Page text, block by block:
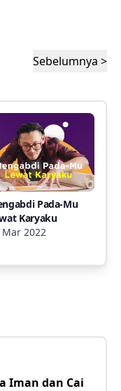
Sebelumnya >
Pada-Mu
Karyaku
Mar 2022
Iman dan Cai